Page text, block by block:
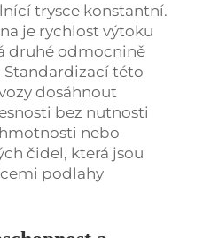
trysce konstantní.
je rychlost výtoku
druhé odmocnině
Standardizací této
dosáhnout
bez nutnosti
nebo
čidel, která jsou
podlahy